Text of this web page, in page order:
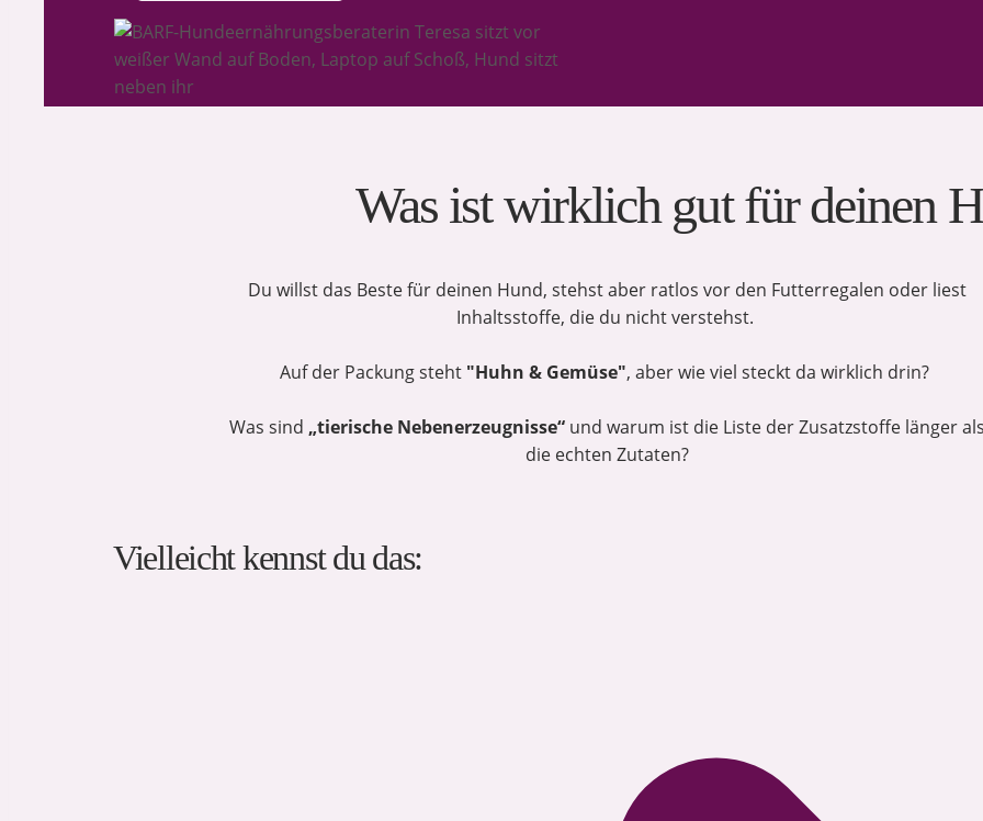
Was ist wirklich gut für deinen
Du willst das Beste für deinen Hund, stehst aber ratlos vor den Futterregalen oder liest
Inhaltsstoffe, die du nicht verstehst.
Auf der Packung steht "Huhn & Gemüse", aber wie viel steckt da wirklich drin?
Was sind „tierische Nebenerzeugnisse“und warum ist die Liste der Zusatzstoffe länger als
die echten Zutaten?
Vielleicht kennst du das: